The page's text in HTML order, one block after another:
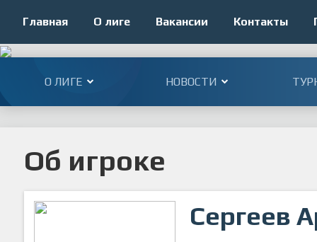
Главная О лиге Вакансии Контакты
О ЛИГЕ НОВОСТИ
Об игроке
Сергеев